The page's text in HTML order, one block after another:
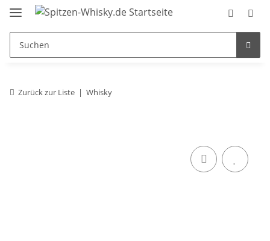
Zurück zur Liste Whisky